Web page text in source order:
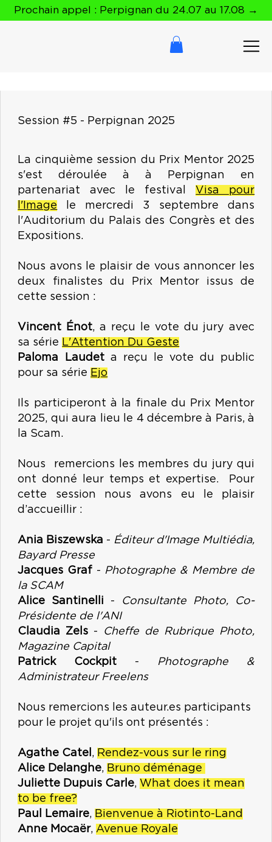
Prochain appel : Perpignan du 24.07 au 17.08 →
Session #5 - Perpignan 2025
La cinquième session du Prix Mentor 2025
s'est déroulée à à Perpignan en
partenariat avec le festival Visa pour
l'Image le mercredi 3 septembre dans
l'Auditorium du Palais des Congrès et des
Expositions.
Nous avons le plaisir de vous annoncer les
deux finalistes du Prix Mentor issus de
cette session :
Vincent Énot, a reçu le vote du jury avec
sa série L'Attention Du Geste
Paloma Laudeta reçu le vote du public
pour sa série Ejo
Ils participeront à la finale du Prix Mentor
2025, qui aura lieu le 4 décembre à Paris, à
la Scam.
Nous remercions les membres du jury qui
ont donné leur temps et expertise. Pour
cette session nous avons eu le plaisir
d’accueillir :
Ania Biszewska - Éditeur d'Image Multiédia,
Bayard Presse
Jacques Graf - Photographe & Membre de
la SCAM
Alice Santinelli - Consultante Photo, Co-
Présidente de l'ANI
Claudia Zels - Cheffe de Rubrique Photo,
Magazine Capital
Patrick Cockpit - Photographe &
Administrateur Freelens
Nous remercions les auteur.es participants
pour le projet qu'ils ont présentés :
Agathe Catel , Rendez-vous sur le ring
Alice Delanghe, Bruno déménage
Juliette Dupuis Carle, What does it mean
to be free?
Paul Lemaire, Bienvenue à Riotinto-Land
Anne Mocaër,Avenue Royale